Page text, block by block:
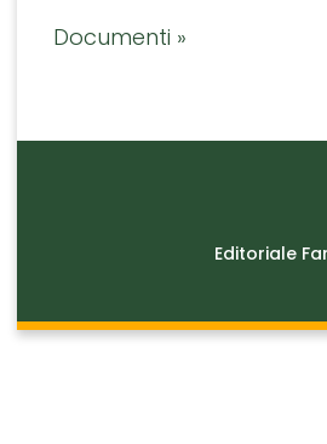
Documenti »
Editoriale